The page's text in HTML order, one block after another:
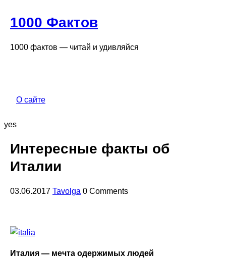
1000 Фактов
1000 фактов — читай и удивляйся
О сайте
yes
Интересные факты об
Италии
03.06.2017 Tavolga 0 Comments
Италия — мечта одержимых людей